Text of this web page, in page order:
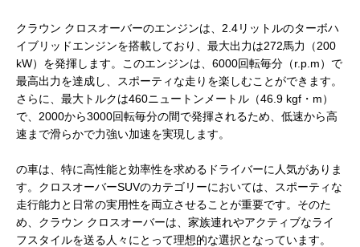
クラウン クロスオーバーのエンジンは、2.4リットルのターボハ
イブリッドエンジンを搭載しており、最大出力は272馬力（200
kW）を発揮します。このエンジンは、6000回転毎分（r.p.m）で
最高出力を達成し、スポーティな走りを楽しむことができます。
さらに、最大トルクは460ニュートンメートル（46.9 kgf・m）
で、2000から3000回転毎分の間で発揮されるため、低速から高
速まで滑らかで力強い加速を実現します。
の車は、特に高性能と効率性を求めるドライバーに人気がありま
す。クロスオーバーSUVのカテゴリーにおいては、スポーティな
走行能力と日常の実用性を両立させることが重要です。そのた
め、クラウン クロスオーバーは、家族連れやアクティブなライ
フスタイルを送る人々にとって理想的な選択となっています。